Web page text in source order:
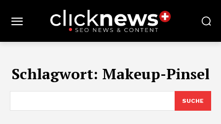
Schlagwort: Makeup-Pinsel
SUCHE